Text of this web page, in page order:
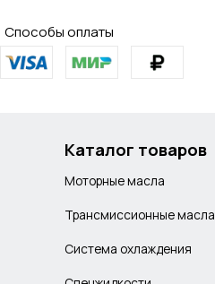
Способы оплаты
Каталог товаров
Моторные масла
Трансмиссионные масла
Система охлаждения